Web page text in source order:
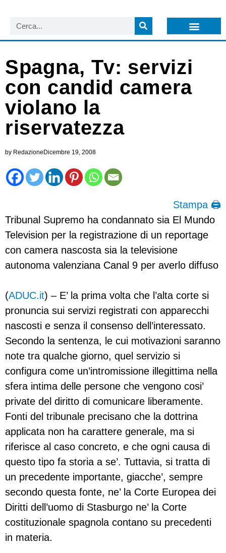
Spagna, Tv: servizi
con candid camera
violano la
riservatezza
by Redazione Dicembre 19, 2008
Stampa 🖨
Tribunal Supremo ha condannato sia El Mundo
Television per la registrazione di un reportage
con camera nascosta sia la televisione
autonoma valenziana Canal 9 per averlo diffuso
(ADUC.it) – E’ la prima volta che l’alta corte si
pronuncia sui servizi registrati con apparecchi
nascosti e senza il consenso dell’interessato.
Secondo la sentenza, le cui motivazioni saranno
note tra qualche giorno, quel servizio si
configura come un’intromissione illegittima nella
sfera intima delle persone che vengono cosi’
private del diritto di comunicare liberamente.
Fonti del tribunale precisano che la dottrina
applicata non ha carattere generale, ma si
riferisce al caso concreto, e che ogni causa di
questo tipo fa storia a se’. Tuttavia, si tratta di
un precedente importante, giacche’, sempre
secondo questa fonte, ne’ la Corte Europea dei
Diritti dell’uomo di Stasburgo ne’ la Corte
costituzionale spagnola contano su precedenti
in materia.